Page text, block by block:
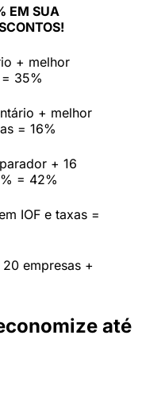
EM SUA
+ melhor
35%
+ melhor
= 16%
+ 16
= 42%
IOF e taxas =
empresas +
até